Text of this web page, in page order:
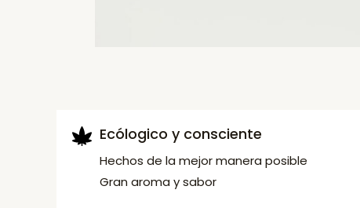
Ecólogico y consciente
Hechos de la mejor manera posible
Gran aroma y sabor